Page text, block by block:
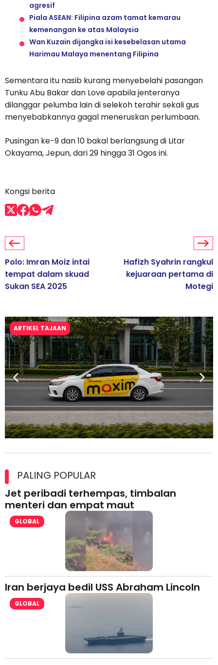
agresif
Piala ASEAN: Filipina azam tamat kemarau
kemenangan ke atas Malaysia
Wan Kuzain dijangka isi kesebelasan utama
Harimau Malaya menentang Filipina
Sementara itu nasib kurang menyebelahi pasangan
Tunku Abu Bakar dan Love apabila jenteranya
dilanggar pelumba lain di selekoh terahir sekali gus
menyebabkannya gagal meneruskan perlumbaan.
Pusingan ke-9 dan 10 bakal berlangsung di Litar
Okayama, Jepun, dari 29 hingga 31 Ogos ini.
Kongsi berita
Polo: Imran Moiz intai
tempat dalam skuad
Sukan SEA 2025
Hafizh Syahrin rangkul
kejuaraan pertama di
Motegi
ARTIKEL TAJAAN
lesen separuh pertama 2026
PALING POPULAR
Jet peribadi terhempas, timbalan
menteri dan empat maut
GLOBAL
Iran berjaya bedil USS Abraham Lincoln
GLOBAL